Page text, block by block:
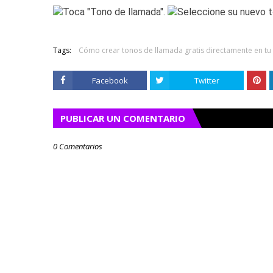
Tags: Cómo crear tonos de llamada gratis directamente en tu
Facebook Twitter
PUBLICAR UN COMENTARIO
0 Comentarios